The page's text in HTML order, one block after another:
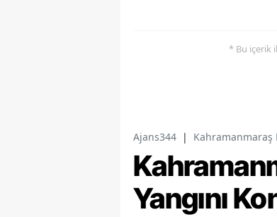
* Bu içerik
Ajans344 | Kahramanmaraş
Yangını